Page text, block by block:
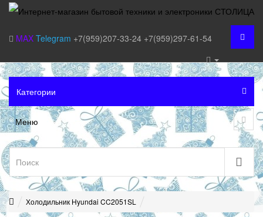
MAX Telegram +7(959)207-33-24 +7(959)297-61-54
Категории
Меню
Холодильник Hyundai CC2051SL